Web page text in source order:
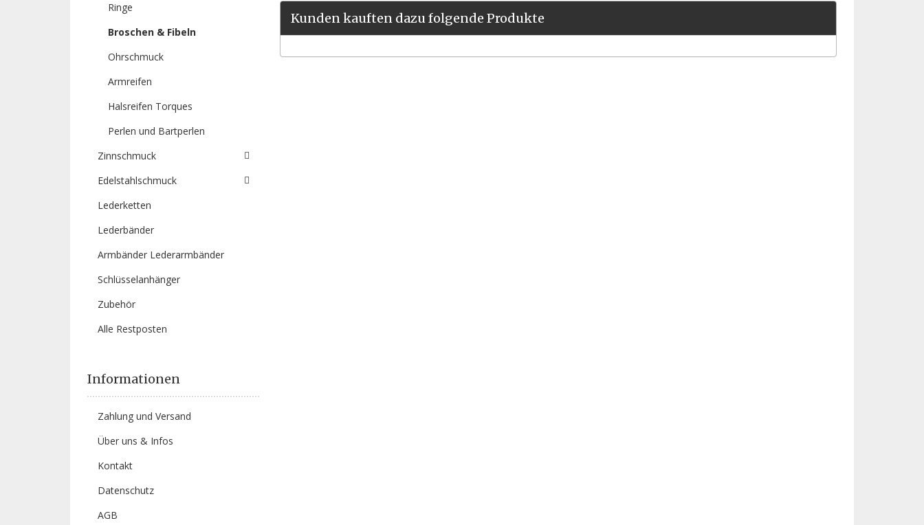
Kunden kauften dazu folgende Produkte
Ringe
Broschen & Fibeln
Ohrschmuck
Armreifen
Halsreifen Torques
Perlen und Bartperlen
Zinnschmuck
Edelstahlschmuck
Lederketten
Lederbänder
Armbänder Lederarmbänder
Schlüsselanhänger
Zubehör
Alle Restposten
Informationen
Zahlung und Versand
Über uns & Infos
Kontakt
Datenschutz
AGB